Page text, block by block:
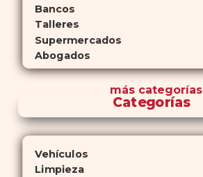
Bancos
Talleres
Supermercados
Abogados
máscategorías
Categorías
Vehículos
Limpieza